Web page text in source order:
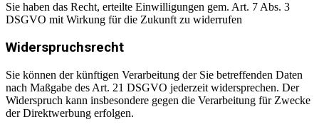
Sie haben das Recht, erteilte Einwilligungen gem. Art. 7 Abs. 3
DSGVO mit Wirkung für die Zukunft zu widerrufen
Widerspruchsrecht
Sie können der künftigen Verarbeitung der Sie betreffenden Daten
nach Maßgabe des Art. 21 DSGVO jederzeit widersprechen. Der
Widerspruch kann insbesondere gegen die Verarbeitung für Zwecke
der Direktwerbung erfolgen.